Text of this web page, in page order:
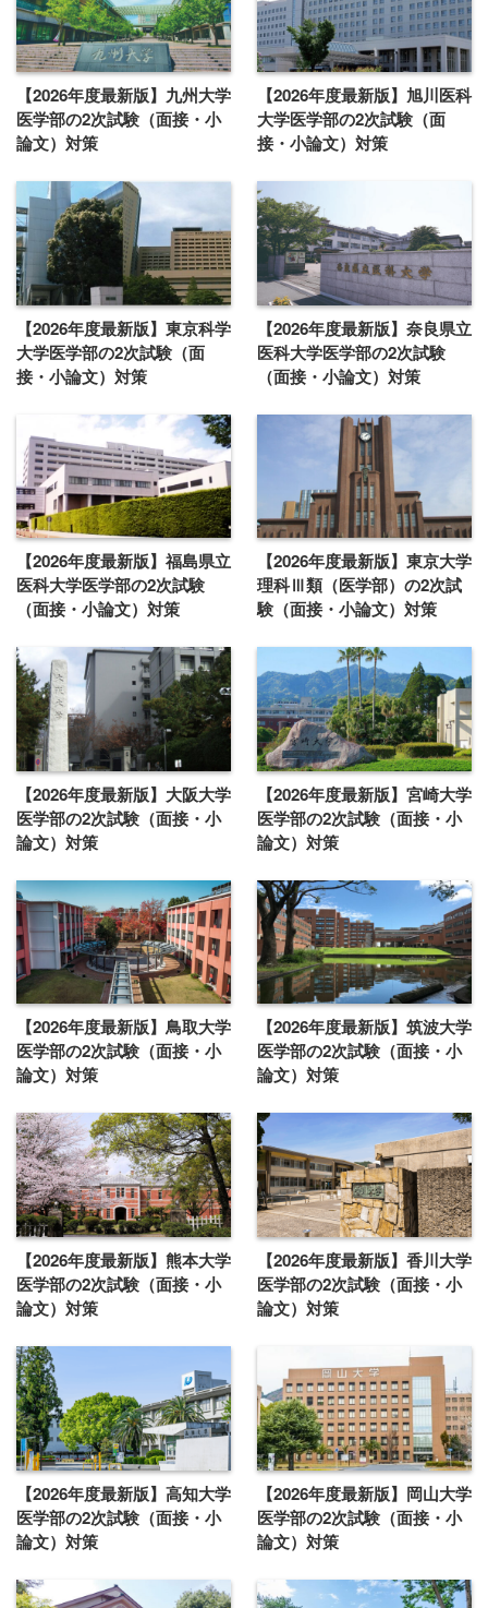
【2026年度最新版】九州大学
医学部の2次試験（面接・小
論文）対策
【2026年度最新版】旭川医科
大学医学部の2次試験（面
接・小論文）対策
【2026年度最新版】東京科学
大学医学部の2次試験（面
接・小論文）対策
【2026年度最新版】奈良県立
医科大学医学部の2次試験
（面接・小論文）対策
【2026年度最新版】福島県立
医科大学医学部の2次試験
（面接・小論文）対策
【2026年度最新版】東京大学
理科Ⅲ類（医学部）の2次試
験（面接・小論文）対策
【2026年度最新版】大阪大学
医学部の2次試験（面接・小
論文）対策
【2026年度最新版】宮崎大学
医学部の2次試験（面接・小
論文）対策
【2026年度最新版】鳥取大学
医学部の2次試験（面接・小
論文）対策
【2026年度最新版】筑波大学
医学部の2次試験（面接・小
論文）対策
【2026年度最新版】熊本大学
医学部の2次試験（面接・小
論文）対策
【2026年度最新版】香川大学
医学部の2次試験（面接・小
論文）対策
【2026年度最新版】高知大学
医学部の2次試験（面接・小
論文）対策
【2026年度最新版】岡山大学
医学部の2次試験（面接・小
論文）対策